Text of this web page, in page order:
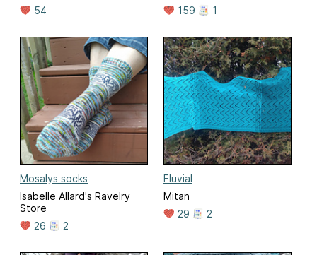
54
159
1
Mosalys socks
Isabelle Allard's Ravelry
Store
26
2
Fluvial
Mitan
29
2